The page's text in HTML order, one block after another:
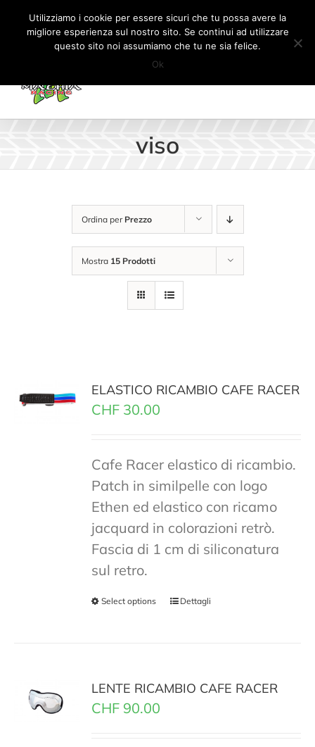
Salta
contenuto
Il mio account CARRELLO
viso
Ordina per Prezzo
Mostra 15 Prodotti
ELASTICO RICAMBIO CAFE RACER
CHF 30.00
Cafe Racer elastico di ricambio.
Patch in similpelle con logo
Ethen ed elastico con ricamo
jacquard in colorazioni retrò.
Fascia di 1 cm di siliconatura
sul retro.
Select options Dettagli
LENTE RICAMBIO CAFE RACER
CHF 90.00
Utilizziamo i cookie per essere sicuri che tu possa avere la
migliore esperienza sul nostro sito. Se continui ad utilizzare
questo sito noi assumiamo che tu ne sia felice.
Ok